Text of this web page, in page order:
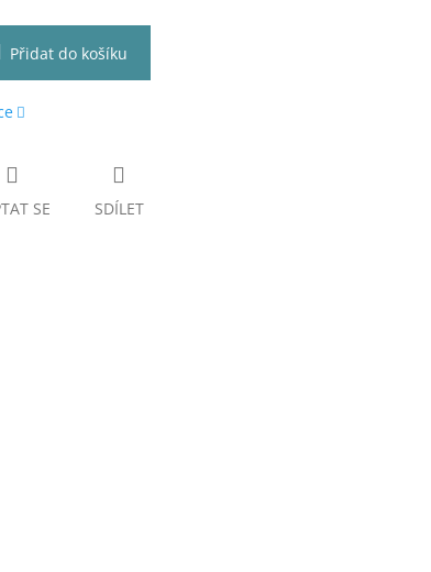
Přidat do košíku
SE SDÍLET